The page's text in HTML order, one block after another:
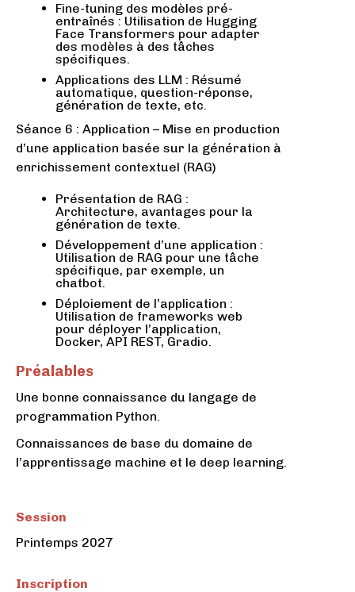
Fine-tuning des modèles pré-
entraînés : Utilisation de Hugging
Face Transformers pour adapter
des modèles à des tâches
spécifiques.
Applications des LLM : Résumé
automatique, question-réponse,
génération de texte, etc.
Séance 6 : Application – Mise en production
d’une application basée sur la génération à
enrichissement contextuel (RAG)
Présentation de RAG :
Architecture, avantages pour la
génération de texte.
Développement d’une application :
Utilisation de RAG pour une tâche
spécifique, par exemple, un
chatbot.
Déploiement de l’application :
Utilisation de frameworks web
pour déployer l’application,
Docker, API REST, Gradio.
Préalables
Une bonne connaissance du langage de
programmation Python.
Connaissances de base du domaine de
l’apprentissage machine et le deep learning.
Session
Printemps 2027
Inscription